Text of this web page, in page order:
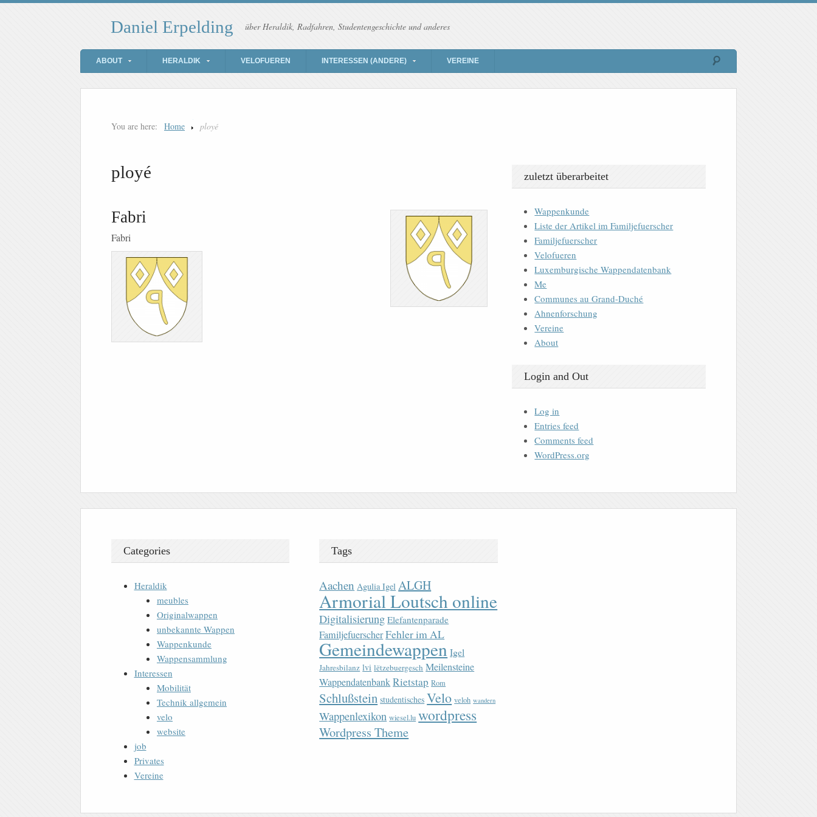
Daniel Erpelding über Heraldik, Radfahren, Studentengeschichte und anderes
ABOUT HERALDIK VELOFUEREN INTERESSEN (ANDERE) VEREINE
You are here: Home ployé
ployé
Fabri
Fabri
zuletzt überarbeitet
Wappenkunde
Liste der Artikel im Familjefuerscher
Familjefuerscher
Velofueren
Luxemburgische Wappendatenbank
Me
Communes au Grand-Duché
Ahnenforschung
Vereine
About
Login and Out
Log in
Entries feed
Comments feed
WordPress.org
Categories
Heraldik
meubles
Originalwappen
unbekannte Wappen
Wappenkunde
Wappensammlung
Interessen
Mobilität
Technik allgemein
velo
website
job
Privates
Vereine
Tags
Aachen Agulia Igel ALGH
Armorial Loutsch online
Digitalisierung Elefantenparade
FamiljefuerscherFehler im AL
Gemeindewappen Igel
Jahresbilanz lvi lëtzebuergesch Meilensteine
WappendatenbankRietstap Rom
Schlußstein studentisches Velo veloh wandern
Wappenlexikon wiesel.lu wordpress
Wordpress Theme